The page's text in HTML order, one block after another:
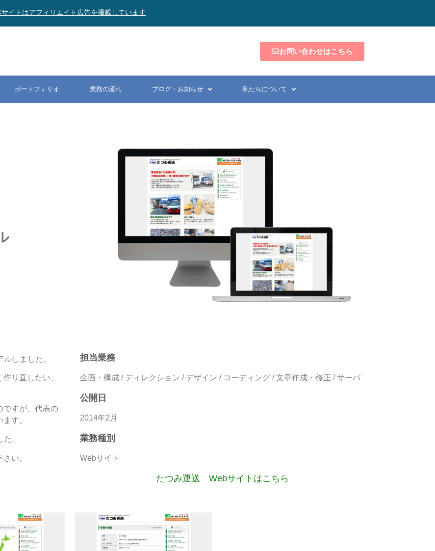
サイトはアフィリエイト広告を掲載しています
お問い合わせはこちら
ポートフォリオ 業務の流れ ブログ・お知らせ 私たちについて
しました。
り直したい、
ですが、代表の
す。
。
い。
担当業務
企画・構成 / ディレクション / デザイン / コーディング / 文章作成・修正 / サーバ
公開日
2014年2月
業務種別
Webサイト
たつみ運送 Webサイトはこちら